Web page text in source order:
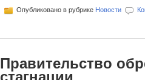
Опубликовано в рубрике Новости
Правительство
стагнации